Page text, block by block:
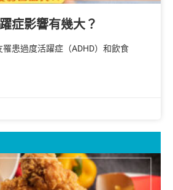
症影響有幾大？
患過度活躍症（ADHD）和飲食